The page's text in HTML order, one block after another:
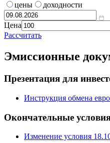
цены
доходности
Цена
Рассчитать
Эмиссионные
Презентация для
Инструкция обмена
Окончательные
Изменение условия